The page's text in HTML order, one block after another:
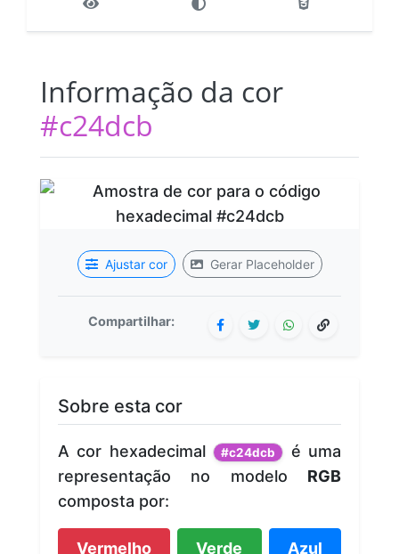
Informação da cor
#c24dcb
Ajustar cor Gerar Placeholder
Compartilhar:
Sobre esta cor
A cor hexadecimal #c24dcb
é uma
representação no modelo RGB
composta por:
Vermelho Verde Azul